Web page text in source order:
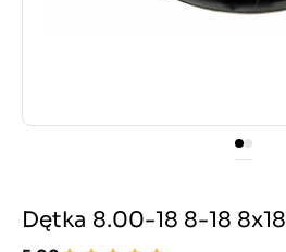
Dętka 8.00-18 8-18 8x18